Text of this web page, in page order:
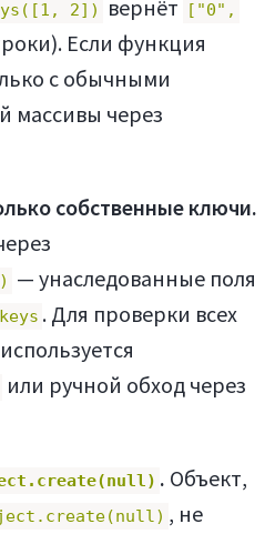
2]) вернёт
["0",
Если функция
с обычными
массивы через
собственные ключи.
— унаследованные поля
. Для проверки всех
или ручной обход через
. Объект,
, не